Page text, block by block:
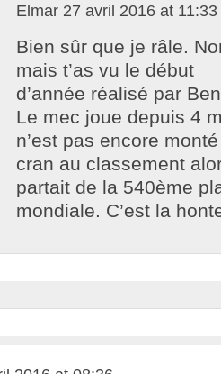
Elmar 27 avril 2016 at 11:33
Bien sûr que je râle.
mais t’as vu le début
d’année réalisé par
Le mec joue depuis 4
n’est pas encore
cran au classement
partait de la 540ème
mondiale. C’est la